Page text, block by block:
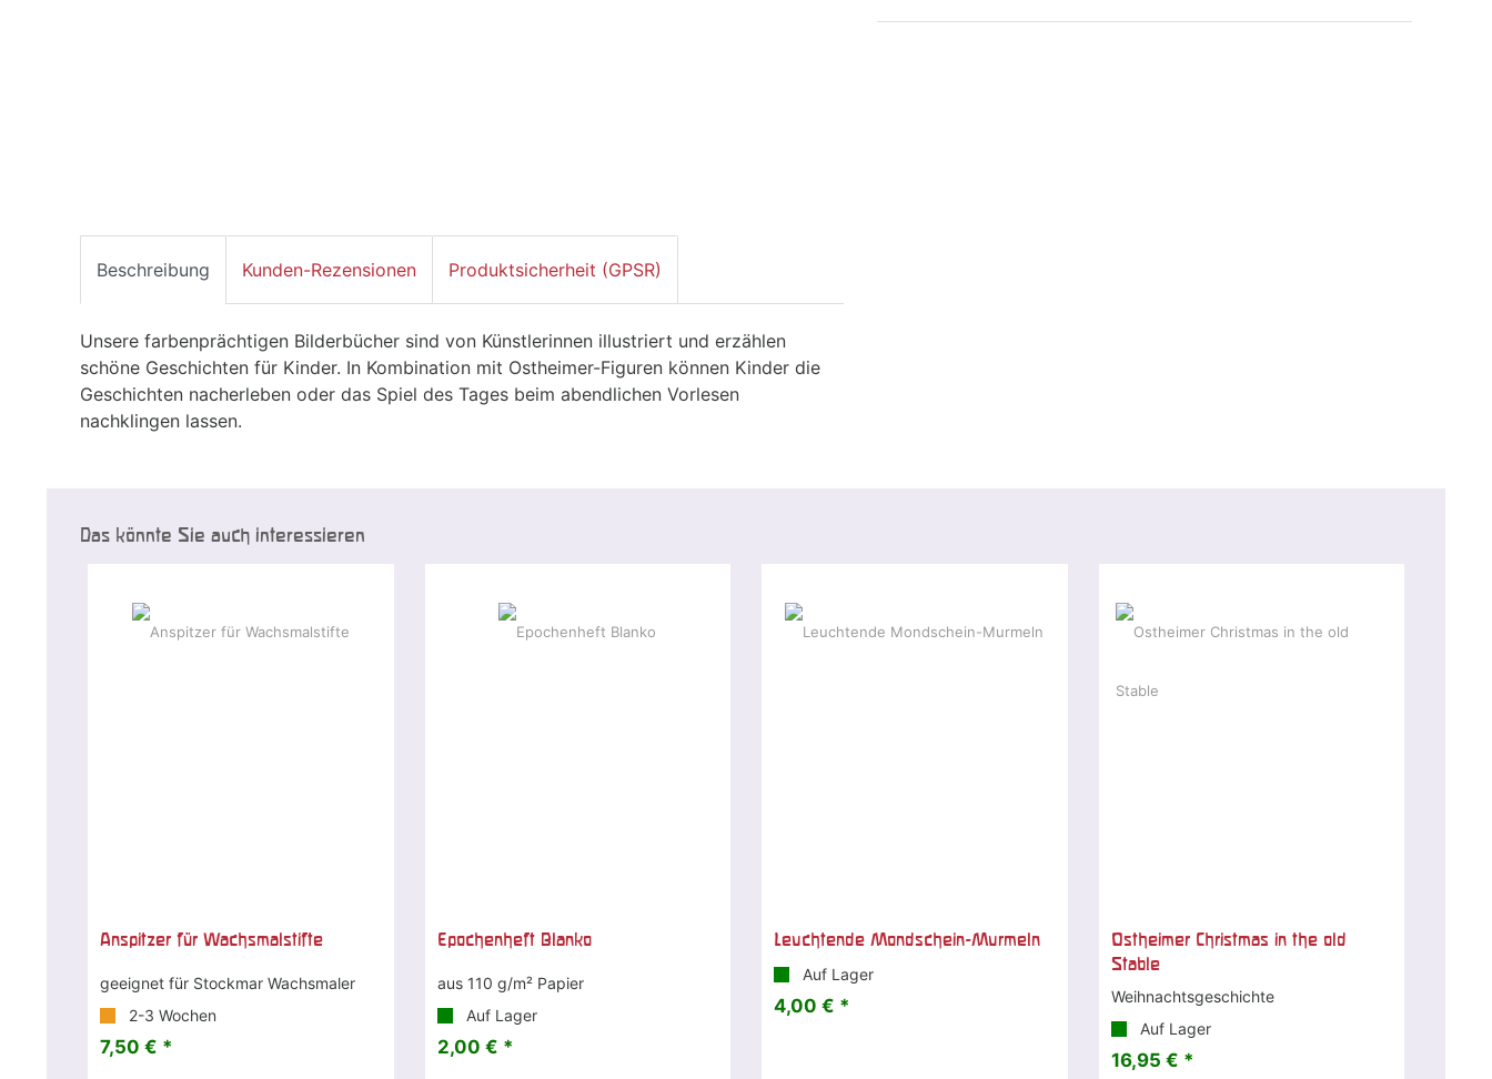
Beschreibung Kunden-Rezensionen Produktsicherheit (GPSR)
Unsere farbenprächtigen Bilderbücher sind von Künstlerinnen illustriert und erzählen
schöne Geschichten für Kinder. In Kombination mit Ostheimer-Figuren können Kinder die
Geschichten nacherleben oder das Spiel des Tages beim abendlichen Vorlesen
nachklingen lassen.
Das könnte Sie auch interessieren
Anspitzer für Wachsmalstifte
geeignet für Stockmar Wachsmaler
2-3 Wochen
7,50 € *
Epochenheft Blanko
aus 110 g/m² Papier
Auf Lager
2,00 € *
Leuchtende Mondschein-Murmeln
Auf Lager
4,00 € *
Ostheimer Christmas in the old
Stable
Weihnachtsgeschichte
Auf Lager
16,95 € *